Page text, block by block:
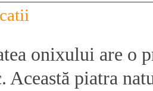
onixului are o
Această piatra